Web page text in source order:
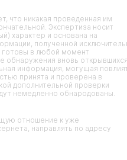
что никакая проведенная им
Экспертиза носит
характер и основана на
полученной
готовы в любой момент
обнаружения вновь
информация, могущая
принята и проверена в
дополнительной проверки
немедленно обнародованы.
отношение к уже
направлять по адресу